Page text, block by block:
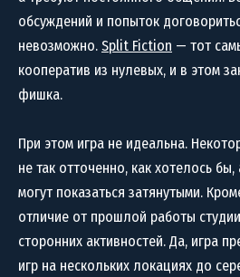
обсуждений и попыток
невозможно. Split Fiction — тот
кооператив из нулевых, и в этом
фишка.
При этом игра не идеальна.
не так отточенно, как хотелось
могут показаться затянутыми.
отличие от прошлой работы
сторонних активностей. Да, игра
игр на нескольких локациях до